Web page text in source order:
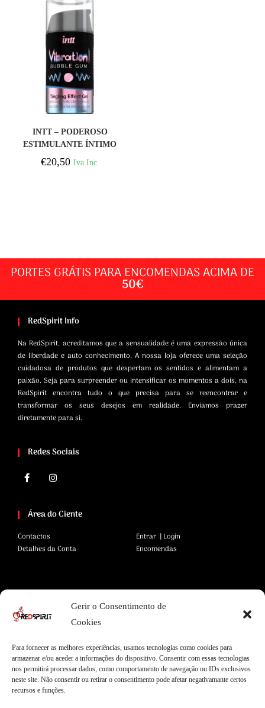
Gerir o Consentimento de
Cookies
Para fornecer as melhores experiências, usamos tecnologias como cookies para
armazenar e/ou aceder a informações do dispositivo. Consentir com essas tecnologias
nos permitirá processar dados, como comportamento de navegação ou IDs exclusivos
neste site. Não consentir ou retirar o consentimento pode afetar negativamante certos
recursos e funções.
INTT – PODEROSO
ESTIMULANTE ÍNTIMO
LÍQUIDO VIBRATÓRIO
GUM 15ML
€20,50 Iva Inc.
PORTES GRÁTIS PARA ENCOMENDAS ACIMA DE
50€
RedSpirit Info
Na RedSpirit, acreditamos que a sensualidade é uma expressão única
de liberdade e auto conhecimento. A nossa loja oferece uma seleção
cuidadosa de produtos que despertam os sentidos e alimentam a
paixão. Seja para surpreender ou intensificar os momentos a dois, na
RedSpirit encontra tudo o que precisa para se reencontrar e
transformar os seus desejos em realidade. Enviamos prazer
diretamente para si.
Redes Sociais
Área do Ciente
Contactos
Detalhes da Conta
Entrar | Login
Encomendas
Termos e Condições
Cookies
Livro de Reclamações
Garantias